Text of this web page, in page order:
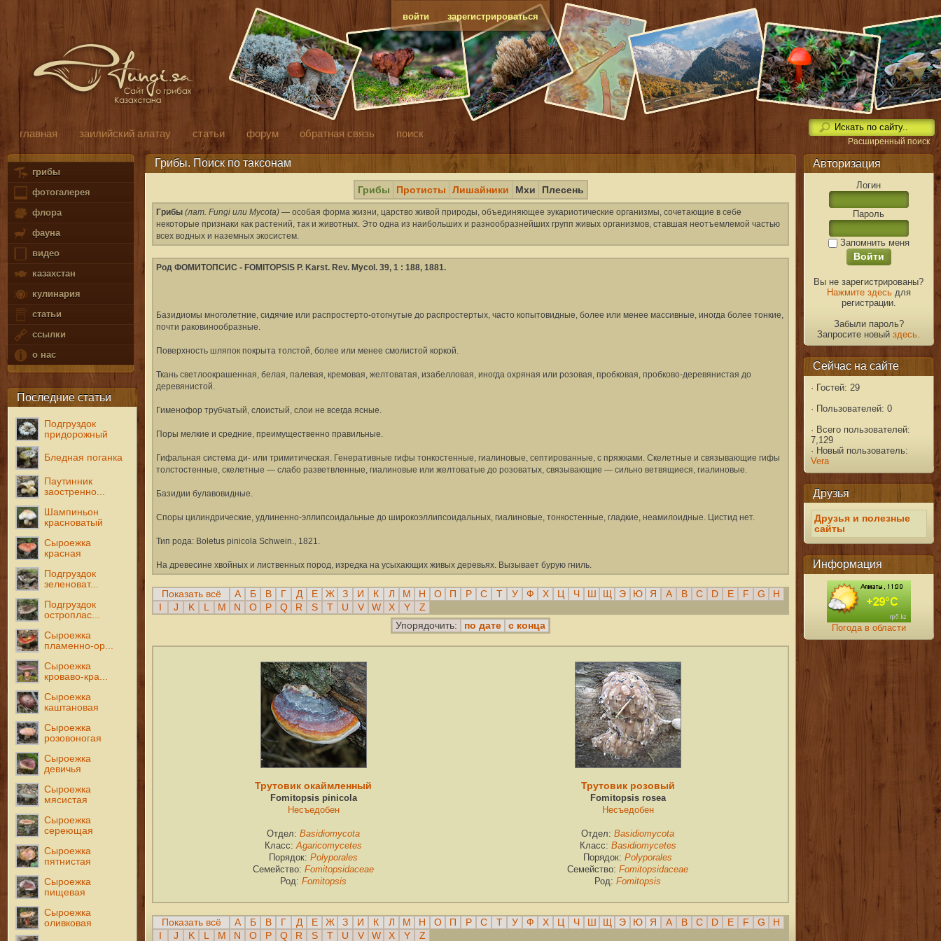
войти зарегистрироваться
главная заилийский алатау статьи форум обратная связь поиск
Расширенный поиск
грибы
фотогалерея
флора
фауна
видео
казахстан
кулинария
статьи
ссылки
о нас
Последние статьи
Подгруздок
придорожный
Бледная поганка
Паутинник
заостренно...
Шампиньон
красноватый
Сыроежка
красная
Подгруздок
зеленоват...
Подгруздок
остроплас...
Сыроежка
пламенно-ор...
Сыроежка
кроваво-кра...
Сыроежка
каштановая
Сыроежка
розовоногая
Сыроежка
девичья
Сыроежка
мясистая
Сыроежка
сереющая
Сыроежка
пятнистая
Сыроежка
пищевая
Сыроежка
оливковая
Авторизация
Логин
Пароль
Запомнить меня
Вы не зарегистрированы?
Нажмите здесьдля
регистрации.
Забыли пароль?
Запросите новыйздесь
Сейчас на сайте
· Гостей: 29
· Пользователей: 0
· Всего пользователей:
7,129
· Новый пользователь:
Vera
Друзья
Друзья и полезные
сайты
Информация
Погода в области
Грибы. Поиск по таксонам
Грибы Протисты Лишайники Мхи Плесень
Грибы (лат. Fungi или Mycota) — особая форма жизни, царство живой природы, объединяющее эукариотические организмы, сочетающие в себе
некоторые признаки как растений, так и животных. Это одна из наибольших и разнообразнейших групп живых организмов, ставшая неотъемлемой частью
всех водных и наземных экосистем.
Род ФОМИТОПСИС - FOMITOPSIS P. Karst. Rev. Mycol. 39, 1 : 188, 1881.
Базидиомы многолетние, сидячие или распростерто-отогнутые до распростертых, часто копытовидные, более или менее массивные, иногда более тонкие,
почти раковинообразные.
Поверхность шляпок покрыта толстой, более или менее смолистой коркой.
Ткань светлоокрашенная, белая, палевая, кремовая, желтоватая, изабелловая, иногда охряная или розовая, пробковая, пробково-деревянистая до
деревянистой.
Гименофор трубчатый, слоистый, слои не всегда ясные.
Поры мелкие и средние, преимущественно правильные.
Гифальная система ди- или тримитическая. Генеративные гифы тонкостенные, гиалиновые, септированные, с пряжками. Скелетные и связывающие гифы
толстостенные, скелетные — слабо разветвленные, гиалиновые или желтоватые до розоватых, связывающие — сильно ветвящиеся, гиалиновые.
Базидии булавовидные.
Споры цилиндрические, удлиненно-эллипсоидальные до широкоэллипсоидальных, гиалиновые, тонкостенные, гладкие, неамилоидные. Цистид нет.
Тип рода: Boletus pinicola Schwein., 1821.
На древесине хвойных и лиственных пород, изредка на усыхающих живых деревьях. Вызывает бурую гниль.
Показать всё А Б В Г Д Е Ж З И К Л М Н О П Р С Т У Ф Х Ч Э Ю Я A B C D E F G
H
J K M N O P Q R S T U V W X Y
Z
Упорядочить:
по дате с конца
Трутовик окаймленный
Fomitopsis pinicola
Несъедобен
Отдел: Basidiomycota
Класс: Agaricomycetes
Порядок: Polyporales
Семейство: Fomitopsidaceae
Род: Fomitopsis
Трутовик розовый
Fomitopsis rosea
Несъедобен
Отдел: Basidiomycota
Класс: Basidiomycetes
Порядок: Polyporales
Семейство: Fomitopsidaceae
Род: Fomitopsis
Показать всё А Б В Г Д Е Ж З И К Л М Н О П Р С Т У Ф Х Ч Э Ю Я A B C D E F G
H
J K M N O P Q R S T U V W X Y Z